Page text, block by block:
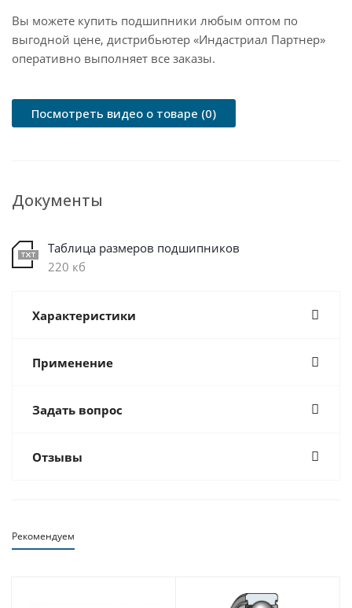
Вы можете купить подшипники любым оптом по
выгодной цене, дистрибьютер «Индастриал Партнер»
оперативно выполняет все заказы.
Посмотреть видео о товаре (0)
Документы
Таблица размеров подшипников
220 кб
Характеристики
Применение
Задать вопрос
Отзывы
Рекомендуем